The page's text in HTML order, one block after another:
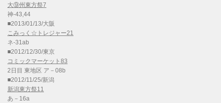
大⑨州東方祭7
神-43,44
■2013/01/13/大阪
こみっく☆トレジャー21
ネ-31ab
■2012/12/30/東京
コミックマーケット83
2日目 東地区 ア－08b
■2012/11/25/新潟
新潟東方祭11
あ－16a